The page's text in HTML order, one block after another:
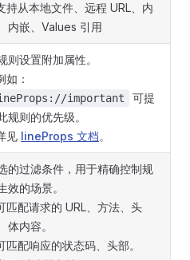
持从本地文件、远程 URL、内
内嵌、Values 引用
则设置附加属性。
如：
important
可提
规则的优先级。
见 lineProps 文档。
的过滤条件，用于精确控制规
效的场景。
匹配请求的 URL、方法、头
体内容。
匹配响应的状态码、头部。